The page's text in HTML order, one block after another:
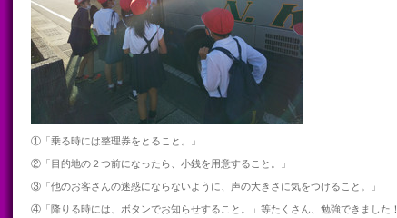
①「乗る時には整理券をとること。」
②「目的地の２つ前になったら、小銭を用意すること。」
③「他のお客さんの迷惑にならないように、声の大きさに気をつけること。」
④「降りる時には、ボタンでお知らせすること。」等たくさん、勉強できました！